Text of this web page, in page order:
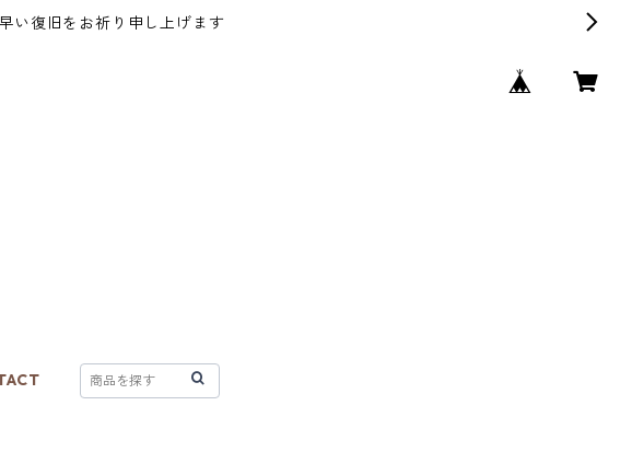
い復旧をお祈り申し上げます